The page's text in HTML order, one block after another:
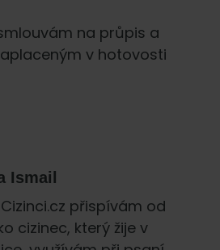
na průpis a
v hotovosti
Ismail
přispívám od
cizinec, který žije v